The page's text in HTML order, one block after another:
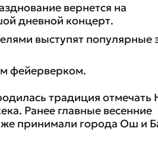
вернется на
дневной концерт.
выступят популярные
фейерверком.
традиция отмечать
Ранее главные весенние
принимали города Ош и